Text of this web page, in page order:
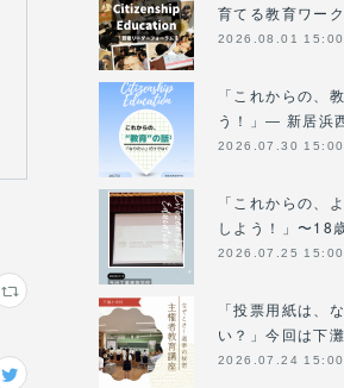
育てる教育ワー
2026.08.01 15:00
「これからの、
う！」― 新居浜
2026.07.30 15:00
「これからの、
しよう！」〜18
2026.07.25 15:00
「投票用紙は、
い？」今回は下
2026.07.24 15:00